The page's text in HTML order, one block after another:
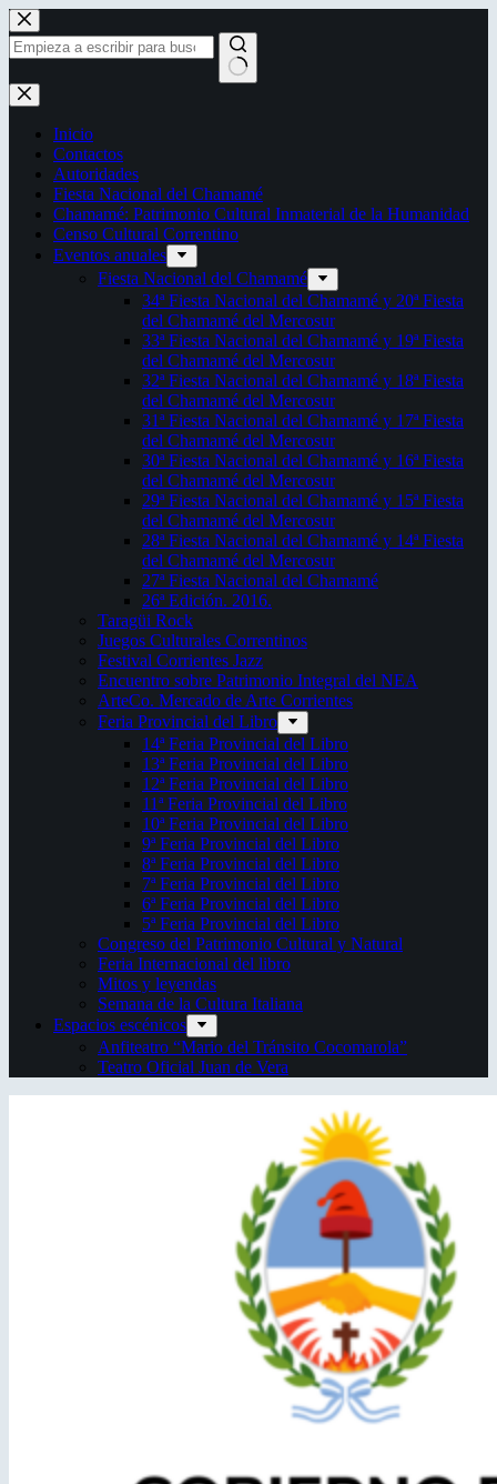
Saltar
al
contenido
Sin
resultados
Inicio
Contactos
Autoridades
Fiesta Nacional del Chamamé
Chamamé: Patrimonio Cultural Inmaterial de la Humanidad
Censo Cultural Correntino
Eventos anuales
Fiesta Nacional del Chamamé
34ª Fiesta Nacional del Chamamé y 20ª Fiesta
del Chamamé del Mercosur
33ª Fiesta Nacional del Chamamé y 19ª Fiesta
del Chamamé del Mercosur
32ª Fiesta Nacional del Chamamé y 18ª Fiesta
del Chamamé del Mercosur
31ª Fiesta Nacional del Chamamé y 17ª Fiesta
del Chamamé del Mercosur
30ª Fiesta Nacional del Chamamé y 16ª Fiesta
del Chamamé del Mercosur
29ª Fiesta Nacional del Chamamé y 15ª Fiesta
del Chamamé del Mercosur
28ª Fiesta Nacional del Chamamé y 14ª Fiesta
del Chamamé del Mercosur
27ª Fiesta Nacional del Chamamé
26ª Edición. 2016.
Taragüi Rock
Juegos Culturales Correntinos
Festival Corrientes Jazz
Encuentro sobre Patrimonio Integral del NEA
ArteCo. Mercado de Arte Corrientes
Feria Provincial del Libro
14ª Feria Provincial del Libro
13ª Feria Provincial del Libro
12ª Feria Provincial del Libro
11ª Feria Provincial del Libro
10ª Feria Provincial del Libro
9ª Feria Provincial del Libro
8ª Feria Provincial del Libro
7ª Feria Provincial del Libro
6ª Feria Provincial del Libro
5ª Feria Provincial del Libro
Congreso del Patrimonio Cultural y Natural
Feria Internacional del libro
Mitos y leyendas
Semana de la Cultura Italiana
Espacios escénicos
Anfiteatro “Mario del Tránsito Cocomarola”
Teatro Oficial Juan de Vera